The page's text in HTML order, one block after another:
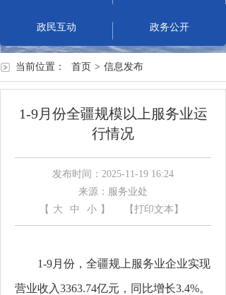
政民互动 政务公开
当前位置： 首页 > 信息发布
1-9月份全疆规模以上服务业运
行情况
发布时间：2025-11-19 16:24
来源：服务业处
【 大 中 小 】 【打印文本】
1-9月份，全疆规上服务业企业实现
营业收入3363.74亿元，同比增长3.4%。